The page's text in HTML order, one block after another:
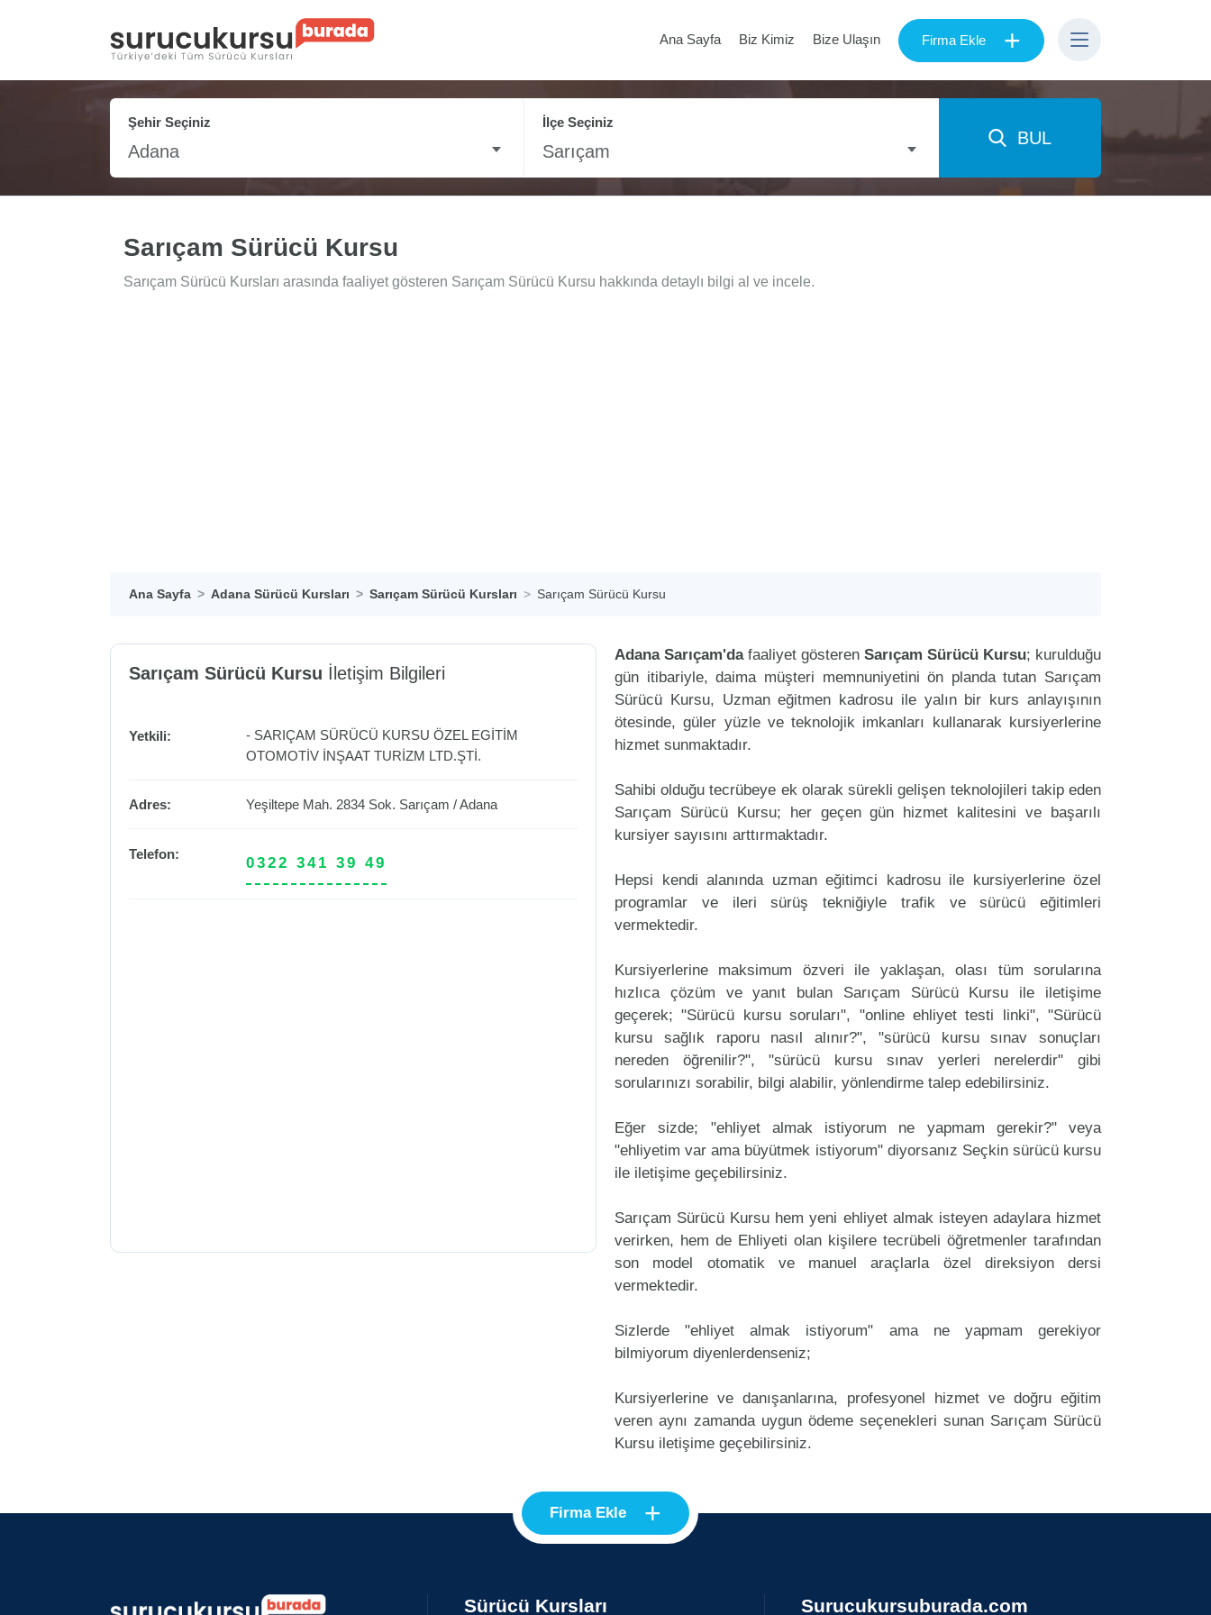
Ana Sayfa Biz Kimiz Bize Ulaşın Firma Ekle +
Şehir Seçiniz
Adana
İlçe Seçiniz
Sarıçam
BUL
Sarıçam Sürücü Kursu
Sarıçam Sürücü Kursları arasında faaliyet gösteren Sarıçam Sürücü Kursu hakkında detaylı bilgi al ve incele.
Ana Sayfa Adana Sürücü Kursları Sarıçam Sürücü Kursları Sarıçam Sürücü Kursu
Sarıçam Sürücü Kursu İletişim Bilgileri
Yetkili:
- SARIÇAM SÜRÜCÜ KURSU ÖZEL EGİTİM
OTOMOTİV İNŞAAT TURİZM LTD.ŞTİ.
Adres: Yeşiltepe Mah. 2834 Sok. Sarıçam /Adana
Telefon:
0322 341 39 49
Adana Sarıçam'dafaaliyet gösteren Sarıçam Sürücü Kursu; kurulduğu
gün itibariyle, daima müşteri memnuniyetini ön planda tutan Sarıçam
Sürücü Kursu, Uzman eğitmen kadrosu ile yalın bir kurs anlayışının
ötesinde, güler yüzle ve teknolojik imkanları kullanarak kursiyerlerine
hizmet sunmaktadır.
Sahibi olduğu tecrübeye ek olarak sürekli gelişen teknolojileri takip eden
Sarıçam Sürücü Kursu; her geçen gün hizmet kalitesini ve başarılı
kursiyer sayısını arttırmaktadır.
Hepsi kendi alanında uzman eğitimci kadrosu ile kursiyerlerine özel
programlar ve ileri sürüş tekniğiyle trafik ve sürücü eğitimleri
vermektedir.
Kursiyerlerine maksimum özveri ile yaklaşan, olası tüm sorularına
hızlıca çözüm ve yanıt bulan Sarıçam Sürücü Kursu ile iletişime
geçerek; "Sürücü kursu soruları", "online ehliyet testi linki", "Sürücü
kursu sağlık raporu nasıl alınır?", "sürücü kursu sınav sonuçları
nereden öğrenilir?", "sürücü kursu sınav yerleri nerelerdir" gibi
sorularınızı sorabilir, bilgi alabilir, yönlendirme talep edebilirsiniz.
Eğer sizde; "ehliyet almak istiyorum ne yapmam gerekir?" veya
"ehliyetim var ama büyütmek istiyorum" diyorsanız Seçkin sürücü kursu
ile iletişime geçebilirsiniz.
Sarıçam Sürücü Kursu hem yeni ehliyet almak isteyen adaylara hizmet
verirken, hem de Ehliyeti olan kişilere tecrübeli öğretmenler tarafından
son model otomatik ve manuel araçlarla özel direksiyon dersi
vermektedir.
Sizlerde "ehliyet almak istiyorum" ama ne yapmam gerekiyor
bilmiyorum diyenlerdenseniz;
Kursiyerlerine ve danışanlarına, profesyonel hizmet ve doğru eğitim
veren aynı zamanda uygun ödeme seçenekleri sunan Sarıçam Sürücü
Kursu iletişime geçebilirsiniz.
Firma Ekle +
Sürücü Kursları Surucukursuburada.com